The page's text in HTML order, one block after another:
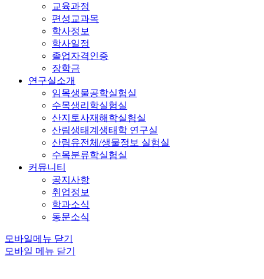
교육과정
편성교과목
학사정보
학사일정
졸업자격인증
장학금
연구실소개
임목생물공학실험실
수목생리학실험실
산지토사재해학실험실
산림생태계생태학 연구실
산림유전체/생물정보 실험실
수목분류학실험실
커뮤니티
공지사항
취업정보
학과소식
동문소식
모바일메뉴 닫기
모바일 메뉴 닫기